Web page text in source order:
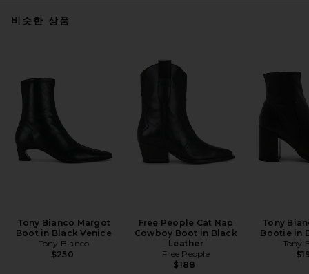
비슷한 상품
Tony Bianco Margot
Boot in Black Venice
Tony Bianco
$250
Free People Cat Nap
Cowboy Boot in Black
Leather
Free People
$188
Tony
Bootie in
Tony